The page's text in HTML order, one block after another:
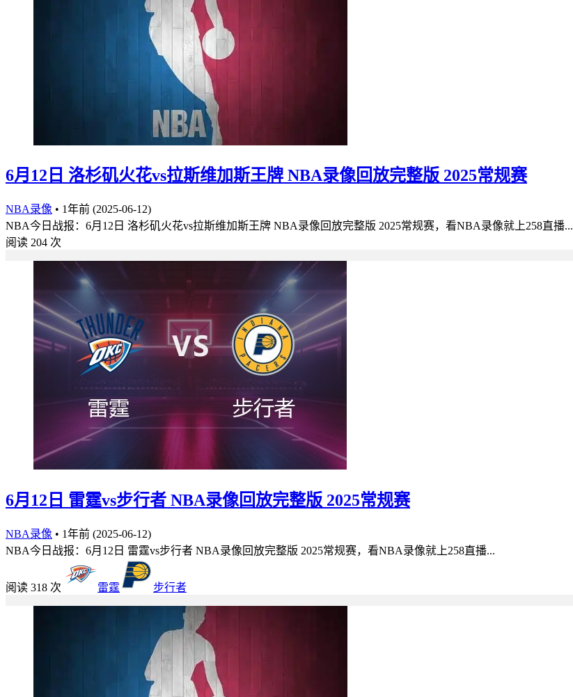
6月12日 洛杉矶火花vs拉斯维加斯王牌 NBA录像回放完整版 2025常规赛
NBA录像 • 1年前 (2025-06-12)
NBA今日战报：6月12日 洛杉矶火花vs拉斯维加斯王牌 NBA录像回放完整版 2025常规赛，看NBA录像就上258直播...
阅读 204 次
6月12日 雷霆vs步行者 NBA录像回放完整版 2025常规赛
NBA录像 • 1年前 (2025-06-12)
NBA今日战报：6月12日 雷霆vs步行者 NBA录像回放完整版 2025常规赛，看NBA录像就上258直播...
阅读 318 次 雷霆 步行者